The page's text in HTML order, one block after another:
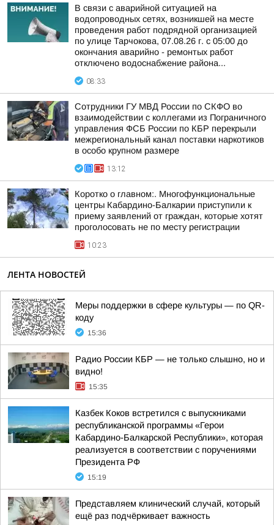
В связи с аварийной ситуацией на
водопроводных сетях, возникшей на месте
проведения работ подрядной организацией
по улице Тарчокова, 07.08.26 г. с 05:00 до
окончания аварийно - ремонтых работ
отключено водоснабжение района...
08:33
Сотрудники ГУ МВД России по СКФО во
взаимодействии с коллегами из Пограничного
управления ФСБ России по КБР перекрыли
межрегиональный канал поставки наркотиков
в особо крупном размере
13:12
Коротко о главном:. Многофункциональные
центры Кабардино-Балкарии приступили к
приему заявлений от граждан, которые хотят
проголосовать не по месту регистрации
10:23
ЛЕНТА НОВОСТЕЙ
Меры поддержки в сфере культуры — по QR-
коду
15:36
Радио России КБР — не только слышно, но и
видно!
15:35
Казбек Коков встретился с выпускниками
республиканской программы «Герои
Кабардино-Балкарской Республики», которая
реализуется в соответствии с поручениями
Президента РФ
15:19
Представляем клинический случай, который
ещё раз подчёркивает важность